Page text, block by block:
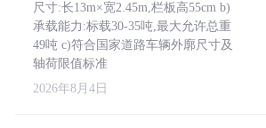
尺寸:长13m×宽2.45m,栏板高55cm b)
承载能力:标载30-35吨,最大允许总重
49吨 c)符合国家道路车辆外廓尺寸及
轴荷限值标准
2026年8月4日